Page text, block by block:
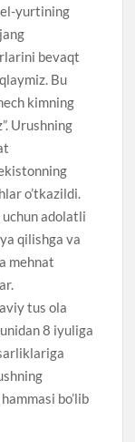
el-yurtining
bevaqt
Bu
kimning
Urushning
o’tkazildi.
uchun adolatli
qilishga va
mehnat
tus ola
8 iyuliga
bo’lib